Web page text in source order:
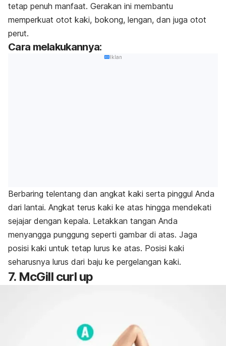
tetap penuh manfaat. Gerakan ini membantu
memperkuat otot kaki, bokong, lengan, dan juga otot
perut.
Cara melakukannya:
Iklan
Berbaring telentang dan angkat kaki serta pinggul Anda
dari lantai. Angkat terus kaki ke atas hingga mendekati
sejajar dengan kepala. Letakkan tangan Anda
menyangga punggung seperti gambar di atas. Jaga
posisi kaki untuk tetap lurus ke atas. Posisi kaki
seharusnya lurus dari baju ke pergelangan kaki.
7. McGill curl up